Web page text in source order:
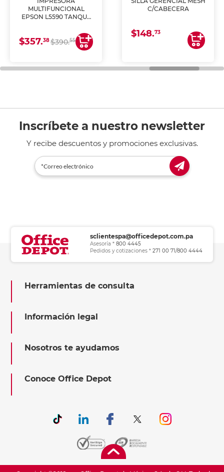
MULTIFUNCIONAL
EPSON L5590 TANQUE
COPIA Y ESCANEA)
$357.38$390.55
C/CABECERA
$148.73
Inscríbete a nuestro newsletter
Y recibe descuentos y promociones exclusivas.
sclientespa@officedepot.com.pa
Asesoría * 800 4445
Pedidos y cotizaciones * 271 00 71/800 4444
Herramientas de consulta
Información legal
Nosotros te ayudamos
Conoce Office Depot